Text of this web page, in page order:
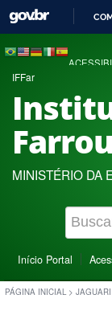
IFFar
MINISTÉRIO DA
Início Portal
PÁGINA INICIAL > JAGUARI